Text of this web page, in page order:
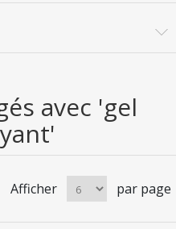
avec 'gel
Afficher par page